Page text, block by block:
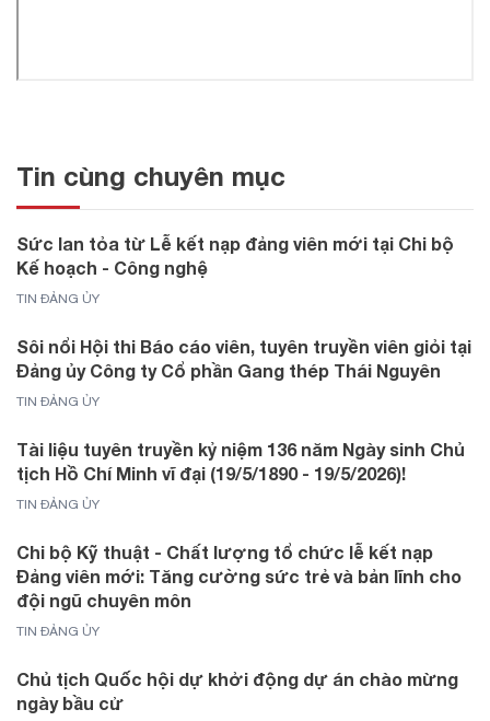
Tin cùng chuyên mục
Sức lan tỏa từ Lễ kết nạp đảng viên mới tại Chi bộ
Kế hoạch - Công nghệ
TIN ĐẢNG ỦY
Sôi nổi Hội thi Báo cáo viên, tuyên truyền viên giỏi tại
Đảng ủy Công ty Cổ phần Gang thép Thái Nguyên
TIN ĐẢNG ỦY
Tài liệu tuyên truyền kỷ niệm 136 năm Ngày sinh Chủ
tịch Hồ Chí Minh vĩ đại (19/5/1890 - 19/5/2026)!
TIN ĐẢNG ỦY
Chi bộ Kỹ thuật - Chất lượng tổ chức lễ kết nạp
Đảng viên mới: Tăng cường sức trẻ và bản lĩnh cho
đội ngũ chuyên môn
TIN ĐẢNG ỦY
Chủ tịch Quốc hội dự khởi động dự án chào mừng
ngày bầu cử